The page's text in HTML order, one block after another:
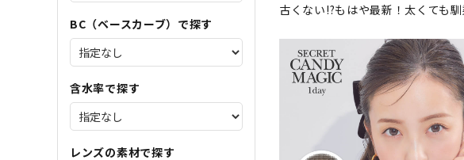
BC（ベースカーブ）で探す
含水率で探す
レンズの素材で探す
古くない!?もはや最新！太くても馴